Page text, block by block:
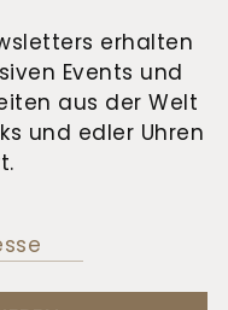
erhalten
Events und
aus der Welt
und edler Uhren